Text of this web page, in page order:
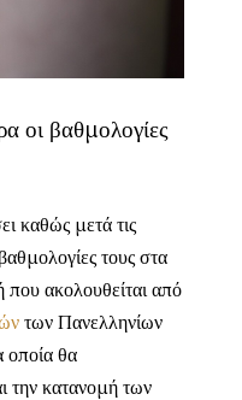
οι βαθμολογίες
καθώς μετά τις
τους στα
ακολουθείται από
των Πανελληνίων
οποία θα
την κατανομή των